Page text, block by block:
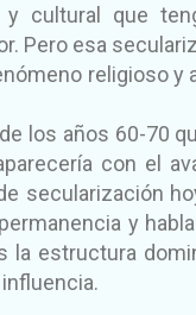
y cultural que
Pero esa
religioso y
los años 60-70
con el
secularización
y
la estructura